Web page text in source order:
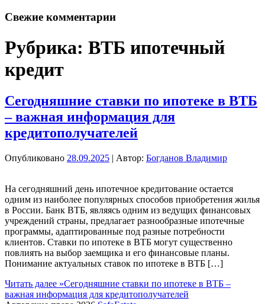
Свежие комментарии
Рубрика: ВТБ ипотечный
кредит
Сегодняшние ставки по ипотеке в ВТБ
– важная информация для
кредитополучателей
Опубликовано 28.09.2025 | Автор: Богданов Владимир
На сегодняшний день ипотечное кредитование остается
одним из наиболее популярных способов приобретения жилья
в России. Банк ВТБ, являясь одним из ведущих финансовых
учреждений страны, предлагает разнообразные ипотечные
программы, адаптированные под разные потребности
клиентов. Ставки по ипотеке в ВТБ могут существенно
повлиять на выбор заемщика и его финансовые планы.
Понимание актуальных ставок по ипотеке в ВТБ […]
Читать далее »Сегодняшние ставки по ипотеке в ВТБ –
важная информация для кредитополучателей